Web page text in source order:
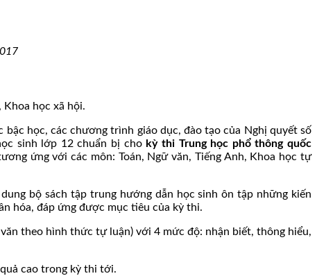
Khoa học xã hội.
học, các chương trình giáo dục, đào tạo của Nghị quyết số
sinh lớp 12 chuẩn bị cho kỳ thi Trung học phổ thông quốc
ứng với các môn: Toán, Ngữ văn, Tiếng Anh, Khoa học tự
bộ sách tập trung hướng dẫn học sinh ôn tập những kiến
hóa, đáp ứng được mục tiêu của kỳ thi.
theo hình thức tự luận) với 4 mức độ: nhận biết, thông hiểu,
cao trong kỳ thi tới.